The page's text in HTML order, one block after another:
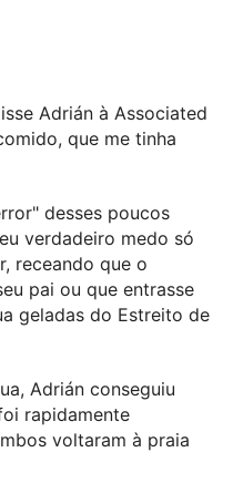
Adrián à Associated
que me tinha
desses poucos
verdadeiro medo só
receando que o
pai ou que entrasse
geladas do Estreito de
Adrián conseguiu
rapidamente
voltaram à praia